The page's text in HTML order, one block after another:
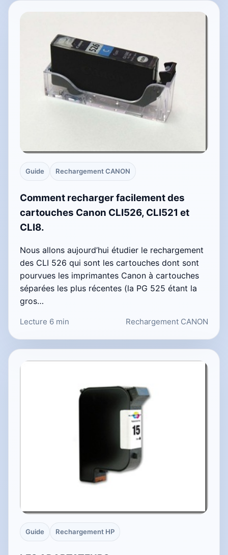
Guide Rechargement CANON
Comment recharger facilement des
cartouches Canon CLI526, CLI521 et
CLI8.
Nous allons aujourd’hui étudier le rechargement
des CLI 526 qui sont les cartouches dont sont
pourvues les imprimantes Canon à cartouches
séparées les plus récentes (la PG 525 étant la
gros…
Lecture 6 min Rechargement CANON
Guide Rechargement HP